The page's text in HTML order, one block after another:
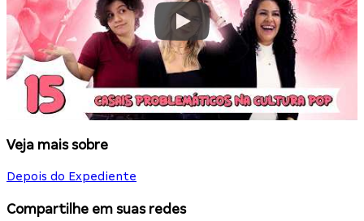
Veja mais sobre
Depois do Expediente
Compartilhe em suas redes